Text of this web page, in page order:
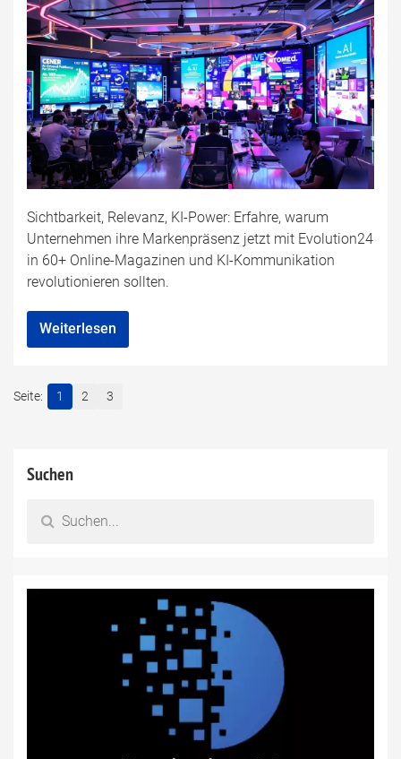
Sichtbarkeit, Relevanz, KI-Power: Erfahre, warum
Unternehmen ihre Markenpräsenz jetzt mit Evolution24
in 60+ Online-Magazinen und KI-Kommunikation
revolutionieren sollten.
Weiterlesen
1 2 3
Suchen